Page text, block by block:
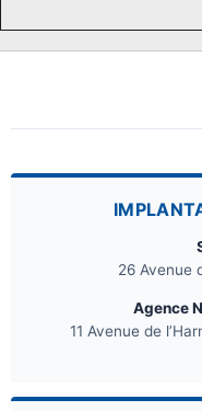
26 Avenue
Agence
11 Avenue de